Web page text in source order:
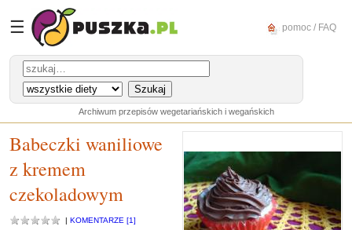
☰ pomoc / FAQ
Archiwum przepisów wegetariańskich i wegańskich
Babeczki waniliowe
z kremem
czekoladowym
| KOMENTARZE [1]